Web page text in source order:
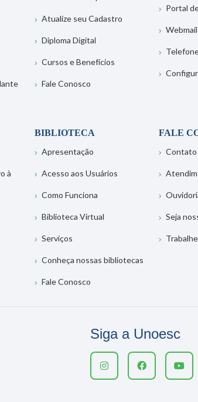
Atualize seu Cadastro
Diploma Digital
Cursos e Benefícios
Fale Conosco
Portal
à
BIBLIOTECA
Apresentação
Acesso aos Usuários
Como Funciona
Biblioteca Virtual
Serviços
Conheça nossas bibliotecas
Fale Conosco
FALE
Contato
Seja
Siga a Unoesc